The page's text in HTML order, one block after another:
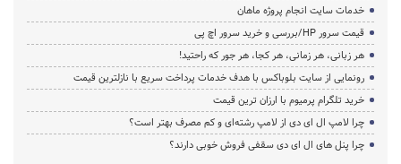
خدمات سایت انجام پروژه ماهان
قیمت سرور HP/بررسی و خرید سرور اچ پی
هر زبانی، هر زمانی، هر کجا، هر جور که راحتید!
رونمایی از سایت بلوباکس با هدف خدمات پرداخت سریع با نازلترین قیمت
خرید تلگرام پرمیوم با ارزان ترین قیمت
چرا لامپ ال ای دی از لامپ رشته‌ای و کم مصرف بهتر است؟
چرا پنل های ال ای دی سقفی فروش خوبی دارند؟